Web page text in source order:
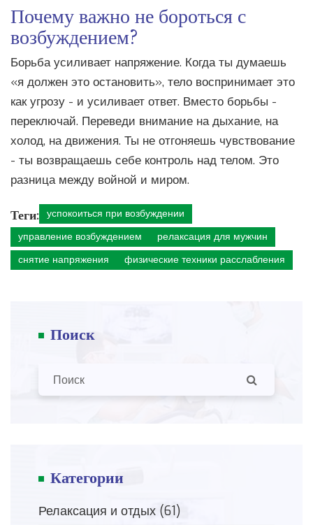
Почему важно не бороться с
возбуждением?
Борьба усиливает напряжение. Когда ты думаешь
«я должен это остановить», тело воспринимает это
как угрозу - и усиливает ответ. Вместо борьбы -
переключай. Переведи внимание на дыхание, на
холод, на движения. Ты не отгоняешь чувствование
- ты возвращаешь себе контроль над телом. Это
разница между войной и миром.
Теги: успокоиться при возбуждении
управление возбуждением
релаксация для мужчин
снятие напряжения
физические техники расслабления
Поиск
Категории
Релаксация и отдых (61)